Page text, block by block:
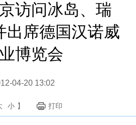
访问冰岛、瑞
出席德国汉诺威
博览会
04-20 13:02
小 】 打印